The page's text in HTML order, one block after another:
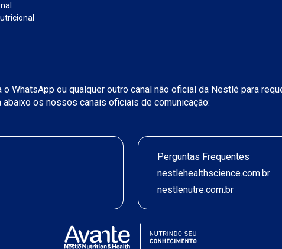
WhatsApp ou qualquer outro canal não oficial da Nestlé para
os nossos canais oficiais de comunicação:
Perguntas Frequentes
nestlehealthscience.com.br
nestlenutre.com.br